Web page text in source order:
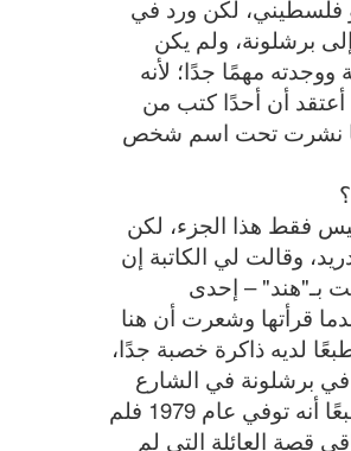
لكن ورد في
برشلونة، ولم يكن
مهمًا جدًا؛ لأنه
أن أحدًا كتب من
نشرت تحت اسم شخص
فقط هذا الجزء، لكن
وقالت لي الكاتبة إن
بـ"هند" – إحدى
قرأتها وشعرت أن هنا
لديه ذاكرة خصبة جدًا،
في برشلونة في الشارع
الفلاني وهكذا، كان مفصلًا كثيرًا، فقررت أن أصنع فيلمي عنه، علمت طبعًا أنه توفي عام 1979 فلم
قصة العائلة التي لم